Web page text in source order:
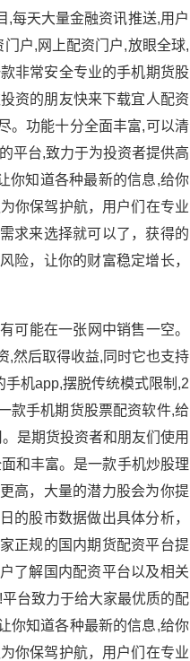
,每天大量金融资讯推送,用户
户,网上配资门户,放眼全球,
非常安全专业的手机期货股
资的朋友快来下载宜人配资
。功能十分全面丰富,可以清
平台,致力于为投资者提供高
你知道各种最新的信息,给你
你保驾护航，用户们在专业
求来选择就可以了，获得的
险，让你的财富稳定增长，
可能在一张网中销售一空。
然后取得收益,同时它也支持
机app,摆脱传统模式限制,2
款手机期货股票配资软件,给
是期货投资者和朋友们使用
和丰富。是一款手机炒股理
高，大量的潜力股会为你提
的股市数据做出具体分析，
正规的国内期货配资平台提
了解国内配资平台以及相关
台致力于给大家最优质的配
你知道各种最新的信息,给你
你保驾护航，用户们在专业